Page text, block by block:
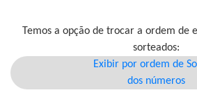
Temos a opção de trocar a ordem de
sorteados:
Exibir por ordem de
dos números